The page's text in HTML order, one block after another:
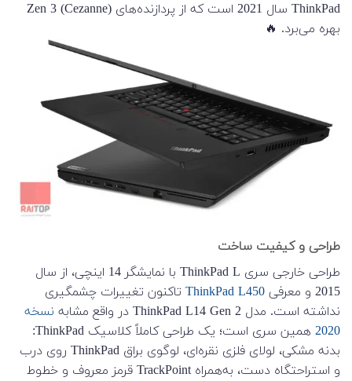
ThinkPad سال 2021 است که از پردازنده‌های Zen 3 (Cezanne)
بهره می‌برد. 🔥
طراحی و کیفیت ساخت
طراحی خارجی سری ThinkPad L با نمایشگر 14 اینچی، از سال
2015 و معرفی
ThinkPad L450 تاکنون تغییرات چشمگیری
نداشته است. مدل ThinkPad L14 Gen 2 در واقع مشابه
نسخه
2020
همین سری است؛ یک طراحی کاملاً کلاسیک ThinkPad:
بدنه مشکی، لولای فلزی نقره‌ای، لوگوی براق ThinkPad روی درب
و استراحتگاه دست، به‌همراه TrackPoint قرمز معروف و خطوط